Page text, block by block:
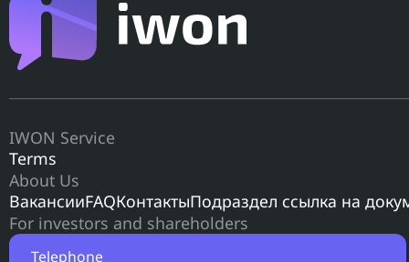
IWON Service
Terms
About Us
ВакансииFAQКонтактыПодраздел ссылка на
For investors and shareholders
Telephone